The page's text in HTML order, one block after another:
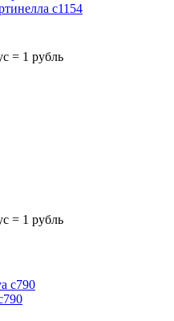
с1154
= 1 рубль
= 1 рубль